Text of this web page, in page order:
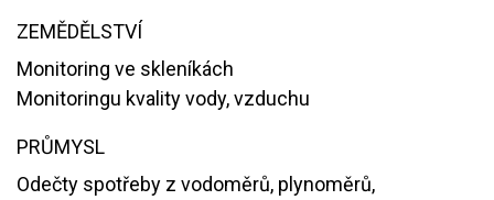
ZEMĚDĚLSTVÍ
Monitoring ve skleníkách
Monitoringu kvality vody, vzduchu
PRŮMYSL
Odečty spotřeby z vodoměrů, plynoměrů,